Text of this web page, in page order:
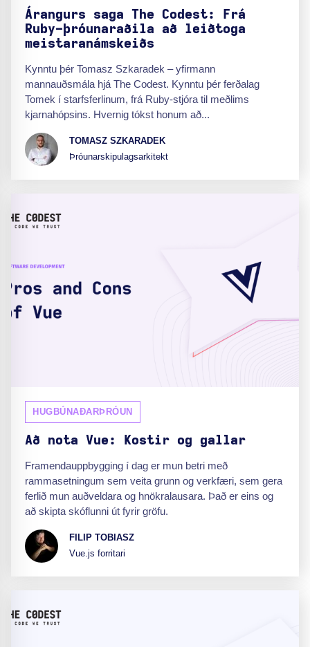
Árangurs saga The Codest: Frá
Ruby-þróunaraðila að leiðtoga
meistaranámskeiðs
Kynntu þér Tomasz Szkaradek – yfirmann
mannauðsmála hjá The Codest. Kynntu þér ferðalag
Tomek í starfsferlinum, frá Ruby-stjóra til meðlims
kjarnahópsins. Hvernig tókst honum að...
TOMASZ SZKARADEK
Þróunarskipulagsarkitekt
HUGBÚNAÐARÞRÓUN
Að nota Vue: Kostir og gallar
Framendauppbygging í dag er mun betri með
rammasetningum sem veita grunn og verkfæri, sem gera
ferlið mun auðveldara og hnökralausara. Það er eins og
að skipta skóflunni út fyrir gröfu.
FILIP TOBIASZ
Vue.js forritari